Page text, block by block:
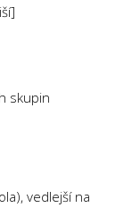
skupin
vedlejší na